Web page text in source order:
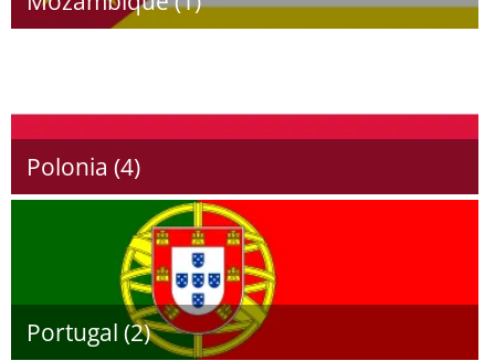
Polonia (4)
Portugal (2)